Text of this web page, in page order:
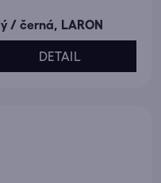
/ černá, LARON
DETAIL